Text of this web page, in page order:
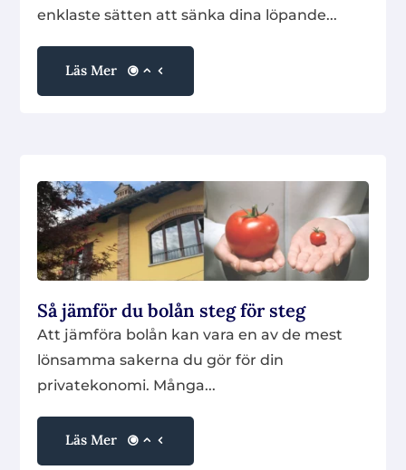
enklaste sätten att sänka dina löpande...
Läs Mer
Så jämför du bolån steg för steg
Att jämföra bolån kan vara en av de mest
lönsamma sakerna du gör för din
privatekonomi. Många...
Läs Mer